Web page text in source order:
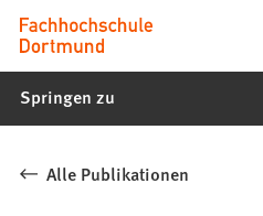
Inhalt anspringen
Fachhochschule
Dortmund
-
Studiengänge,
Springen zu
Alle Publikationen